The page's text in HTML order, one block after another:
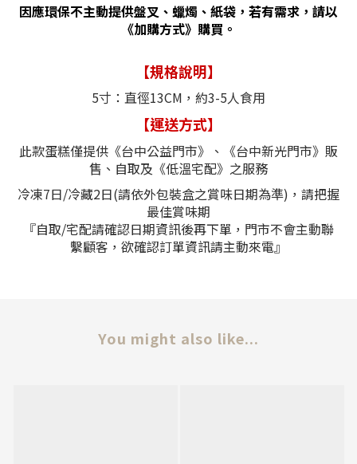
因應環保不主動提供盤叉、蠟燭、紙袋，若有需求，請以
《加購方式》購買。
【規格說明】
5寸：直徑13CM，約3-5人食用
【運送方式】
此款蛋糕僅提供 《台中公益門市》 、 《台中新光門市》販
售、自取及 《低溫宅配》之服務
冷凍7日/冷藏2日(請依外包裝盒之賞味日期為準)，請把握
最佳賞味期
『自取/宅配請確認日期資訊後再下單，門市不會主動聯
繫顧客，欲確認訂單資訊請主動來電』
You might also like...